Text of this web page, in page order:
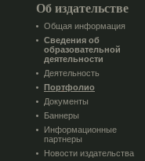
Об издательстве
Общая информация
Сведения об
образовательной
деятельности
Деятельность
Портфолио
Документы
Баннеры
Информационные
партнеры
Новости издательства